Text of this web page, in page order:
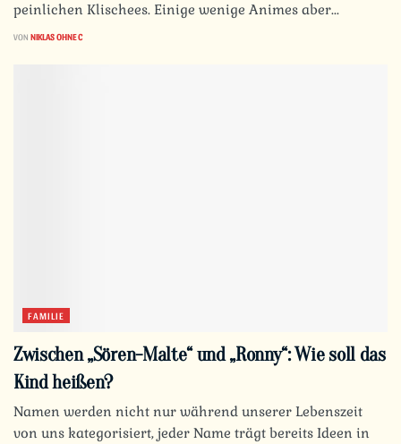
peinlichen Klischees. Einige wenige Animes aber...
VON NIKLAS OHNE C
FAMILIE
Zwischen „Sören-Malte“ und „Ronny“: Wie soll das
Kind heißen?
Namen werden nicht nur während unserer Lebenszeit
von uns kategorisiert, jeder Name trägt bereits Ideen in